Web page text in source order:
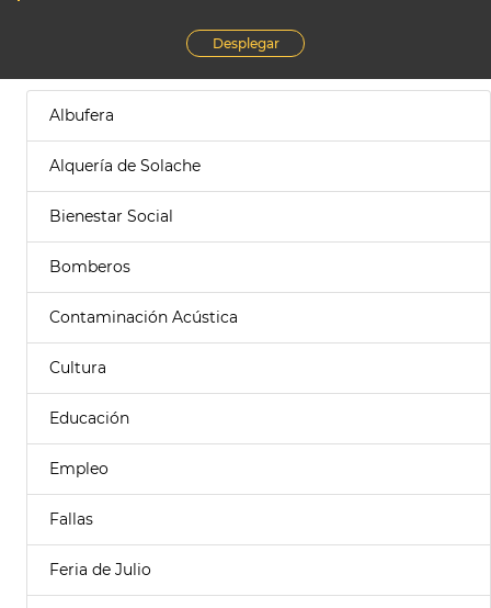
Desplegar
Albufera
Alquería de Solache
Bienestar Social
Bomberos
Contaminación Acústica
Cultura
Educación
Empleo
Fallas
Feria de Julio